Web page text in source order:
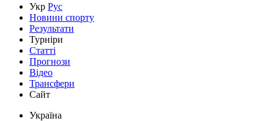
Укр Рус
Новини спорту
Результати
Турніри
Статті
Прогнози
Відео
Трансфери
Сайт
Україна